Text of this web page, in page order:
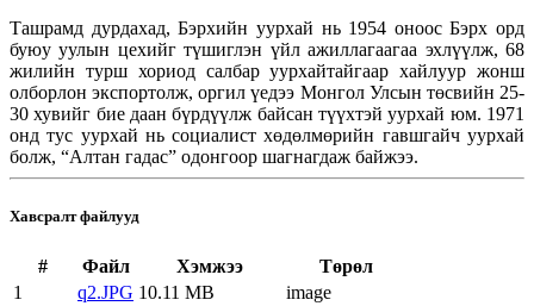
Ташрамд дурдахад, Бэрхийн уурхай нь 1954 оноос Бэрх орд
буюу уулын цехийг түшиглэн үйл ажиллагаагаа эхлүүлж, 68
жилийн турш хориод салбар уурхайтайгаар хайлуур жонш
олборлон экспортолж, оргил үедээ Монгол Улсын төсвийн 25-
30 хувийг бие даан бүрдүүлж байсан түүхтэй уурхай юм. 1971
онд тус уурхай нь социалист хөдөлмөрийн гавшгайч уурхай
болж, “Алтан гадас” одонгоор шагнагдаж байжээ.
Хавсралт файлууд
# Файл Хэмжээ
Төрөл
1
q2.JPG 10.11 MB
image